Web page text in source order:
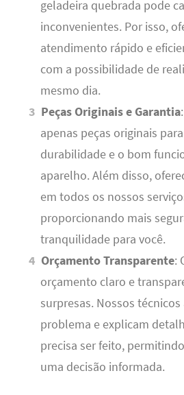
geladeira quebrada pode
inconvenientes. Por isso,
atendimento rápido e
com a possibilidade de
mesmo dia.
Peças Originais e Garantia
apenas peças originais
durabilidade e o bom
aparelho. Além disso,
em todos os nossos
proporcionando mais
tranquilidade para você.
Orçamento Transparente:
orçamento claro e
surpresas. Nossos
problema e explicam
precisa ser feito,
uma decisão informada.